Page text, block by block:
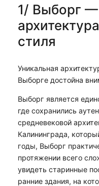
1/ Выборг —
стиля
Уникальная
Выборге достойна
Выборг является
где сохранились
средневековой
Калининграда,
годы, Выборг
протяжении всего
увидеть старинные
ранние здания, на